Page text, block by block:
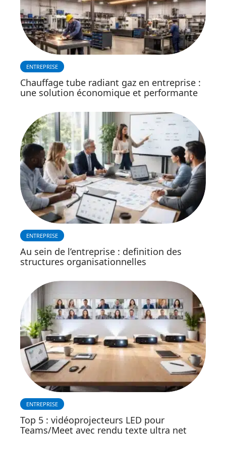
ENTREPRISE
Chauffage tube radiant gaz en entreprise :
une solution économique et performante
ENTREPRISE
Au sein de l’entreprise : definition des
structures organisationnelles
ENTREPRISE
Top 5 : vidéoprojecteurs LED pour
Teams/Meet avec rendu texte ultra net